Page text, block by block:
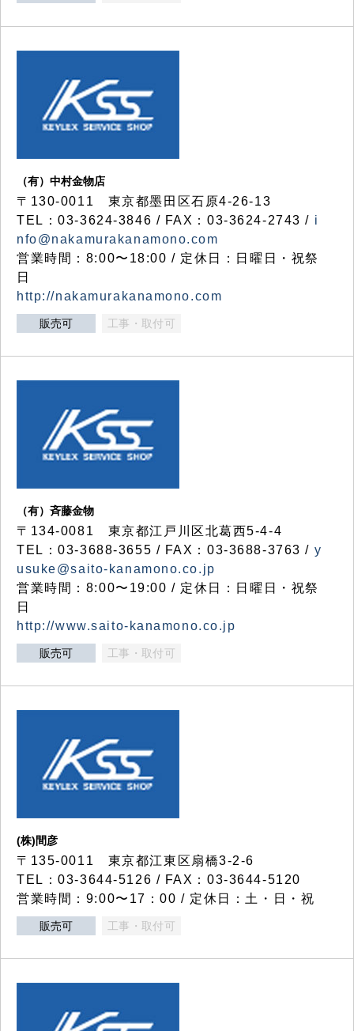
（有）中村金物店
〒130-0011 東京都墨田区石原4-26-13
TEL：03-3624-3846 / FAX：03-3624-2743 / i
nfo@nakamurakanamono.com
営業時間：8:00〜18:00 / 定休日：日曜日・祝祭
日
http://nakamurakanamono.com
販売可 工事・取付可
（有）斉藤金物
〒134-0081 東京都江戸川区北葛西5-4-4
TEL：03-3688-3655 / FAX：03-3688-3763 / y
usuke@saito-kanamono.co.jp
営業時間：8:00〜19:00 / 定休日：日曜日・祝祭
日
http://www.saito-kanamono.co.jp
販売可 工事・取付可
(株)間彦
〒135-0011 東京都江東区扇橋3-2-6
TEL：03-3644-5126 / FAX：03-3644-5120
営業時間：9:00〜17：00 / 定休日：土・日・祝
販売可 工事・取付可